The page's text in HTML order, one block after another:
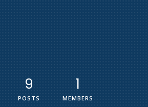
9
POSTS
1
MEMBERS